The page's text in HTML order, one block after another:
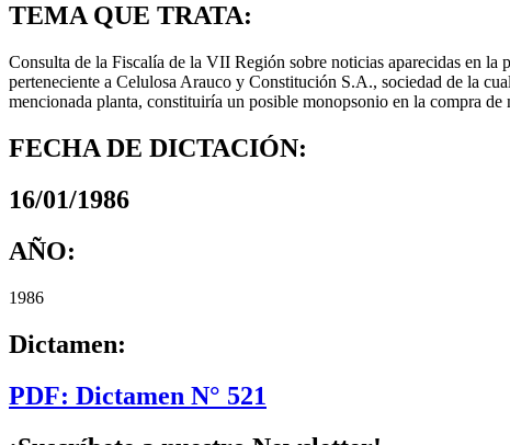
TEMA QUE TRATA:
Consulta de la Fiscalía de la VII Región sobre noticias aparecidas en
perteneciente a Celulosa Arauco y Constitución S.A., sociedad de la
mencionada planta, constituiría un posible monopsonio en la compra de
FECHA DE DICTACIÓN:
16/01/1986
AÑO:
1986
Dictamen:
PDF: Dictamen N° 521